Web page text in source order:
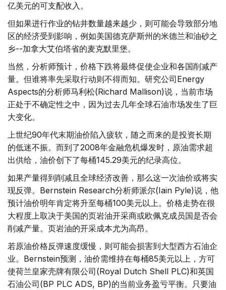
亿美元的可支配收入。
但如果进行作业的钻井数量越来越少，则可能会导致部分地
区的经济受到影响，例如美国德克萨斯州的米德兰和油砂之
乡--加拿大艾伯塔省的麦克默里堡。
当然，分析师预计，价格下跌将最终促使企业和各国削减产
量。但谁将率先采取行动则不得而知。研究公司Energy
Aspects的分析师马利松(Richard Mallison)说，当前市场
正处于不确定性之中，因为过去几年全球石油市场发生了巨
大变化。
上世纪90年代末期油价陷入疲软，随之而来的是投资长期
的低迷不振。而到了2008年金融危机爆发时，原油需求超
出供给，油价创下了每桶145.29美元的纪录高位。
如果产量得到削减且全球经济改善，那么这一次油价或将实
现反弹。Bernstein Research分析师派尔(Iain Pyle)说，他
预计油价明年肯定将升至每桶100美元以上。价格走势在很
大程度上取决于美国的页岩油开采商或欧佩克成员国是否会
削减产量。页岩油的开采成本尤为高昂。
若原油价格反弹速度缓慢，则可能会损害到大型西方石油企
业。Bernstein预测，油价需维持在每桶85美元以上，方可
使荷兰皇家壳牌有限公司(Royal Dutch Shell PLC)和英国
石油公司(BP PLC ADS, BP)的当前业务盈亏平衡。只要油